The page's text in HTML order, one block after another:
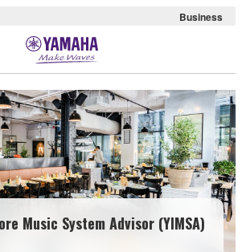
Business
Music System Advisor (YIMSA)